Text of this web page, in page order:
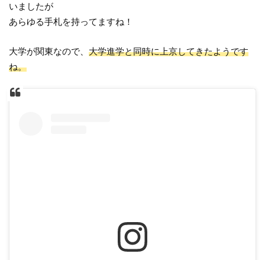
いましたが
あらゆる手札を持ってますね！
大学が関東なので、大学進学と同時に上京してきたようです
ね。